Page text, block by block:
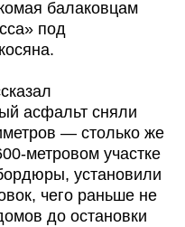
балаковцам
под
асфальт сняли
— столько же
метровом участке
установили
чего раньше не
до остановки